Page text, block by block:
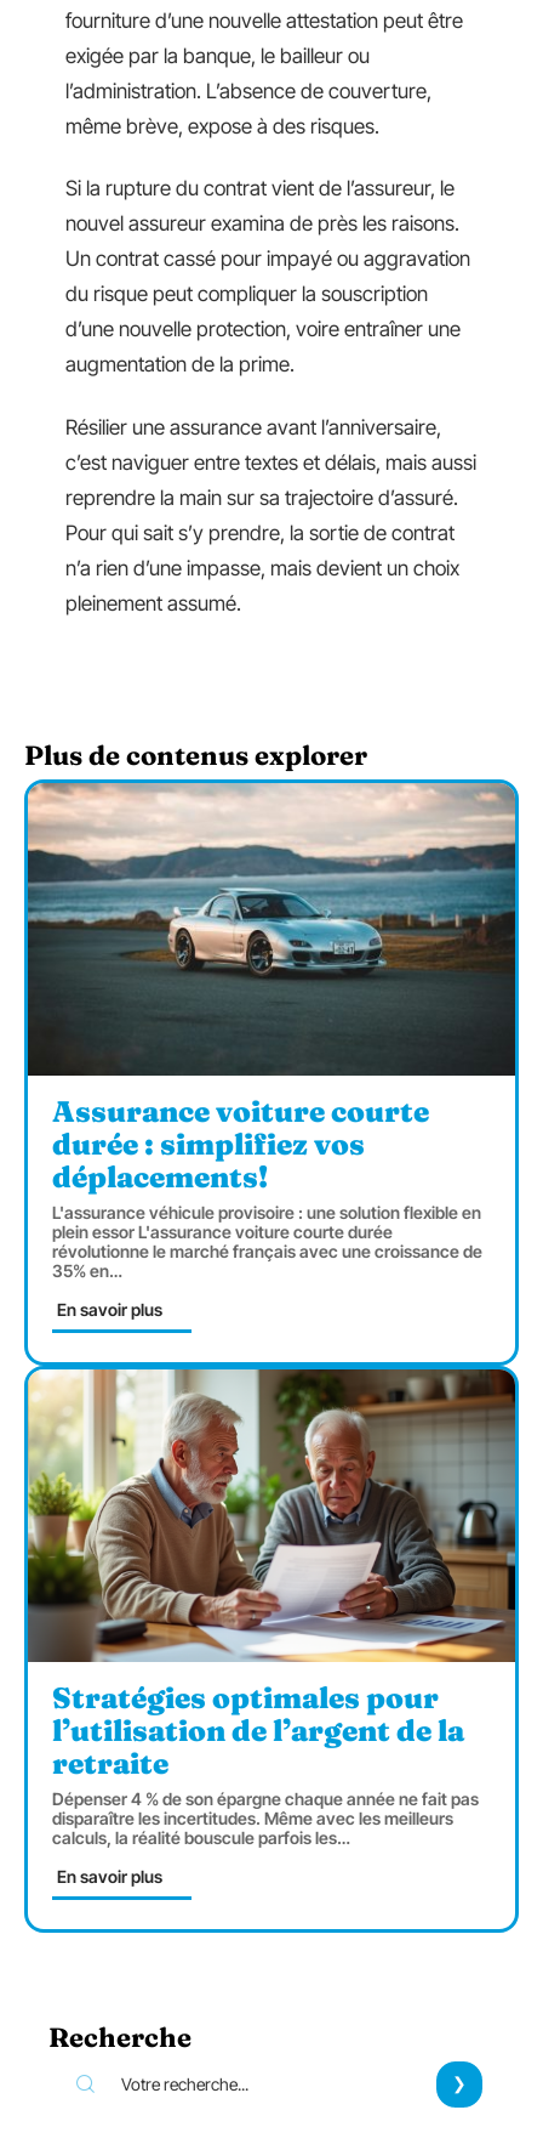
fourniture d’une nouvelle attestation peut être
exigée par la banque, le bailleur ou
l’administration. L’absence de couverture,
même brève, expose à des risques.
Si la rupture du contrat vient de l’assureur, le
nouvel assureur examina de près les raisons.
Un contrat cassé pour impayé ou aggravation
du risque peut compliquer la souscription
d’une nouvelle protection, voire entraîner une
augmentation de la prime.
Résilier une assurance avant l’anniversaire,
c’est naviguer entre textes et délais, mais aussi
reprendre la main sur sa trajectoire d’assuré.
Pour qui sait s’y prendre, la sortie de contrat
n’a rien d’une impasse, mais devient un choix
pleinement assumé.
Plus de contenus explorer
Assurance voiture courte
durée : simplifiez vos
déplacements!
L'assurance véhicule provisoire : une solution flexible en
plein essor L'assurance voiture courte durée
révolutionne le marché français avec une croissance de
35% en…
En savoir plus
Stratégies optimales pour
l’utilisation de l’argent de la
retraite
Dépenser 4 % de son épargne chaque année ne fait pas
disparaître les incertitudes. Même avec les meilleurs
calculs, la réalité bouscule parfois les…
En savoir plus
Recherche